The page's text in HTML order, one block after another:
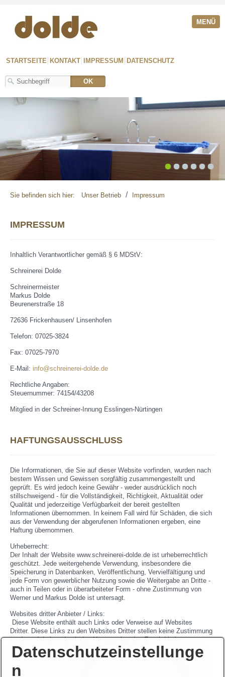
MENÜ
STARTSEITE KONTAKT IMPRESSUM DATENSCHUTZ
1 2 3 4 5 6
Sie befinden sich hier: Unser Betrieb / Impressum
IMPRESSUM
Inhaltlich Verantwortlicher gemäß § 6 MDStV:
Schreinerei Dolde
Schreinermeister
Markus Dolde
Beurenerstraße 18
72636 Frickenhausen/ Linsenhofen
Telefon: 07025-3824
Fax: 07025-7970
E-Mail: info@schreinerei-dolde.de
Rechtliche Angaben:
Steuernummer: 74154/43208
Mitglied in der Schreiner-Innung Esslingen-Nürtingen
HAFTUNGSAUSSCHLUSS
Die Informationen, die Sie auf dieser Website vorfinden, wurden nach
bestem Wissen und Gewissen sorgfältig zusammengestellt und
geprüft. Es wird jedoch keine Gewähr - weder ausdrücklich noch
stillschweigend - für die Vollständigkeit, Richtigkeit, Aktualität oder
Qualität und jederzeitige Verfügbarkeit der bereit gestellten
Informationen übernommen. In keinem Fall wird für Schäden, die sich
aus der Verwendung der abgerufenen Informationen ergeben, eine
Haftung übernommen.
Urheberrecht:
Der Inhalt der Website www.schreinerei-dolde.de ist urheberrechtlich
geschützt. Jede weitergehende Verwendung, insbesondere die
Speicherung in Datenbanken, Veröffentlichung, Vervielfältigung und
jede Form von gewerblicher Nutzung sowie die Weitergabe an Dritte -
auch in Teilen oder in überarbeiteter Form - ohne Zustimmung von
Werner und Markus Dolde ist untersagt.
Websites dritter Anbieter / Links:
Diese Website enthält auch Links oder Verweise auf Websites
Dritter. Diese Links zu den Websites Dritter stellen keine Zustimmung
zu deren Inhalten durch den Herausgeber dar. Es wird keine
Verantwortung für die Verfügbarkeit oder den Inhalt solcher Websites
übernommen und keine Haftung für Schäden oder Verletzungen, die
Datenschutzeinstellunge
n